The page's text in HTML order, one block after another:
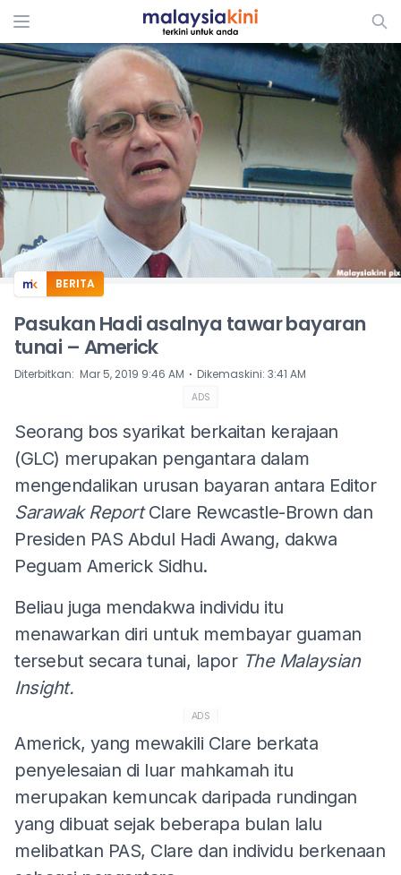
ADS
BERITA
Pasukan Hadi asalnya tawar bayaran
tunai – Americk
Diterbitkan: Mar 5, 2019 9:46 AM ⋅ Dikemaskini: 3:41 AM
ADS
Seorang bos syarikat berkaitan kerajaan
(GLC) merupakan pengantara dalam
mengendalikan urusan bayaran antara Editor
Sarawak ReportClare Rewcastle-Brown dan
Presiden PAS Abdul Hadi Awang, dakwa
Peguam Americk Sidhu.
Beliau juga mendakwa individu itu
menawarkan diri untuk membayar guaman
tersebut secara tunai, lapor The Malaysian
Insight.
ADS
Americk, yang mewakili Clare berkata
penyelesaian di luar mahkamah itu
merupakan kemuncak daripada rundingan
yang dibuat sejak beberapa bulan lalu
melibatkan PAS, Clare dan individu berkenaan